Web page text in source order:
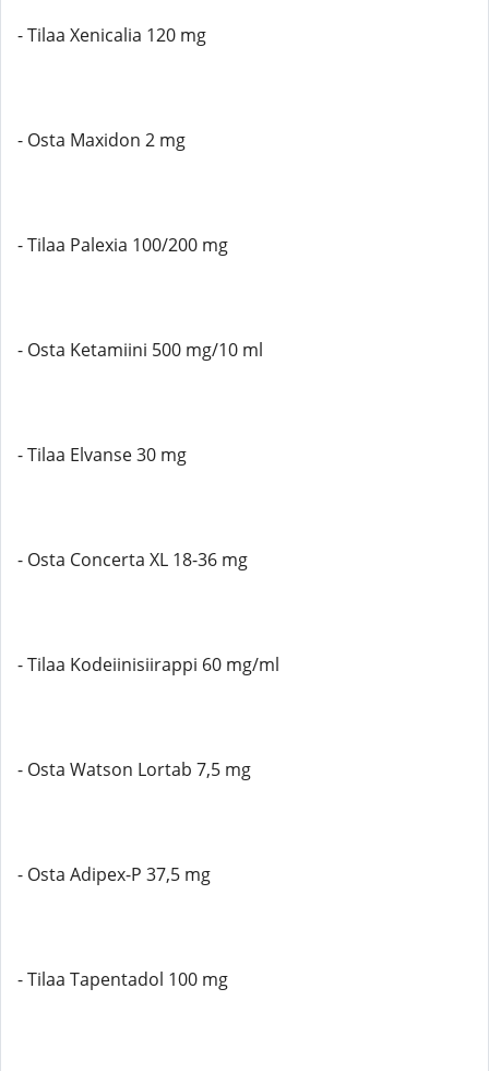
- Tilaa Xenicalia 120 mg
- Osta Maxidon 2 mg
- Tilaa Palexia 100/200 mg
- Osta Ketamiini 500 mg/10 ml
- Tilaa Elvanse 30 mg
- Osta Concerta XL 18-36 mg
- Tilaa Kodeiinisiirappi 60 mg/ml
- Osta Watson Lortab 7,5 mg
- Osta Adipex-P 37,5 mg
- Tilaa Tapentadol 100 mg